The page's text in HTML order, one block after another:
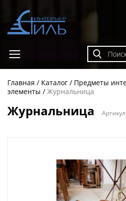
Главная Каталог Предметы
элементы
Журнальница
Журнальница